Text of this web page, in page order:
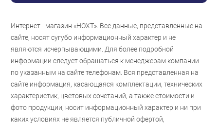
Интернет - магазин «НОХТ». Все данные, представленные на
сайте, носят сугубо информационный характер и не
являются исчерпывающими. Для более подробной
информации следует обращаться к менеджерам компании
по указанным на сайте телефонам. Вся представленная на
сайте информация, касающаяся комплектации, технических
характеристик, цветовых сочетаний, а также стоимости и
фото продукции, носит информационный характер и ни при
каких условиях не является публичной офертой,